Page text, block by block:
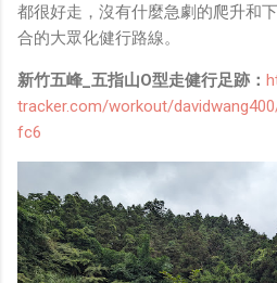
都很好走，沒有什麼急劇的爬升和
合的大眾化健行路線。
新竹五峰_五指山O型走健行足跡：
tracker.com/workout/
fc6